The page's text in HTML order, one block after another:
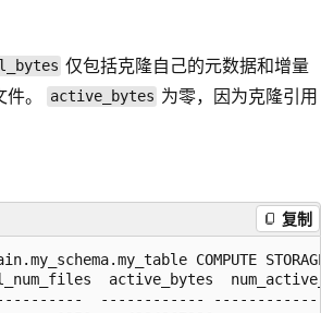
仅包括克隆自己的元数据和增量
。
active_bytes 为零，因为克隆引用
复制
COMPUTE
active_bytes
------------